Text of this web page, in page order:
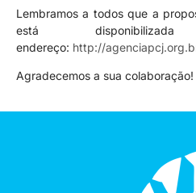
Lembramos a todos que a
está
endereço: http://
Agradecemos a sua colaboração!